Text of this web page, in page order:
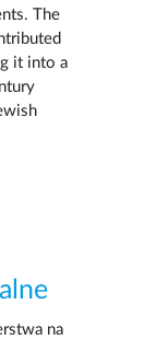
The
it into a
na